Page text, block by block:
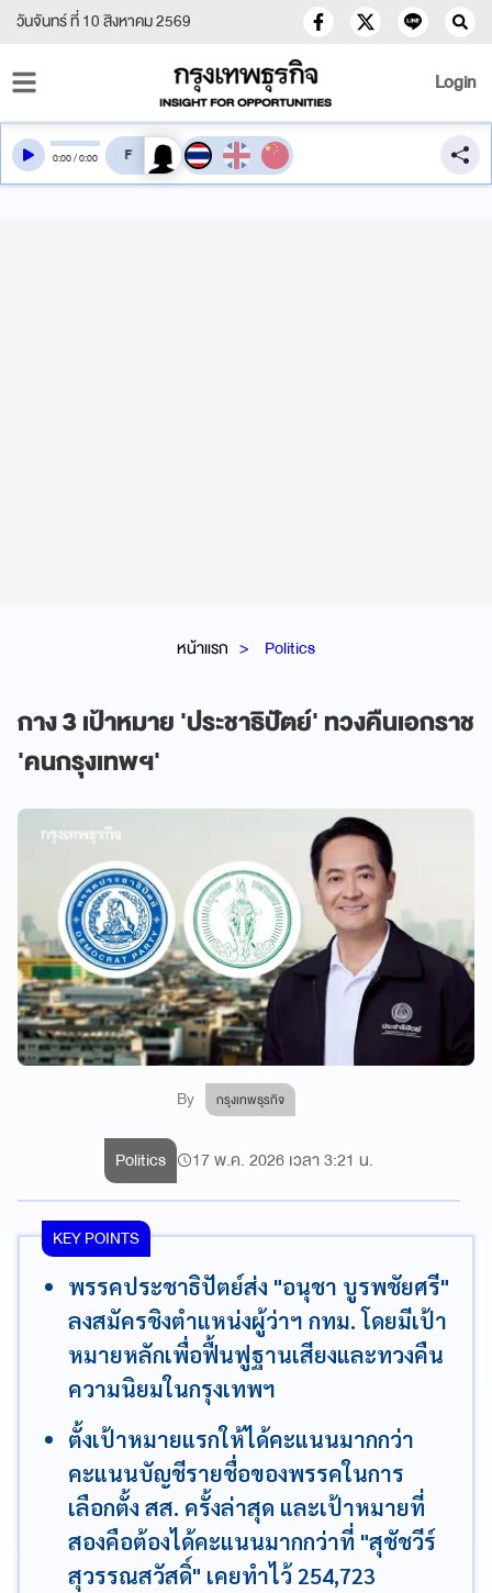
วันจันทร์ ที่ 10 สิงหาคม 2569
Login
หน้าแรก Politics
กาง 3 เป้าหมาย 'ประชาธิปัตย์' ทวงคืนเอกราช
'คนกรุงเทพฯ'
By กรุงเทพธุรกิจ
0:00/0:00 สลับเสียงอ่าน
Politics 17 พ.ค. 2026 เวลา 3:21 น.
KEY POINTS
พรรคประชาธิปัตย์ส่ง "อนุชา บูรพชัยศรี"
ลงสมัครชิงตำแหน่งผู้ว่าฯ กทม. โดยมีเป้า
หมายหลักเพื่อฟื้นฟูฐานเสียงและทวงคืน
ความนิยมในกรุงเทพฯ
ตั้งเป้าหมายแรกให้ได้คะแนนมากกว่า
คะแนนบัญชีรายชื่อของพรรคในการ
เลือกตั้ง สส. ครั้งล่าสุด และเป้าหมายที่
สองคือต้องได้คะแนนมากกว่าที่ "สุชัชวีร์
สุวรรณสวัสดิ์" เคยทำไว้ 254,723